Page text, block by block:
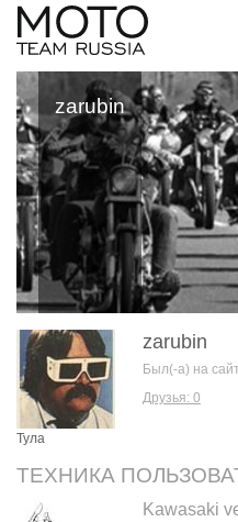
zarubin
Тула
zarubin
Был(-а) на
Друзья: 0
ТЕХНИКА
Kawasaki